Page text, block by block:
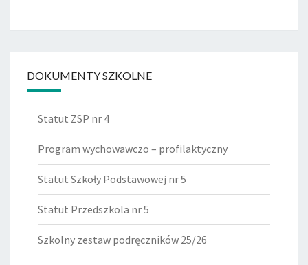
DOKUMENTY SZKOLNE
Statut ZSP nr 4
Program wychowawczo – profilaktyczny
Statut Szkoły Podstawowej nr 5
Statut Przedszkola nr 5
Szkolny zestaw podręczników 25/26